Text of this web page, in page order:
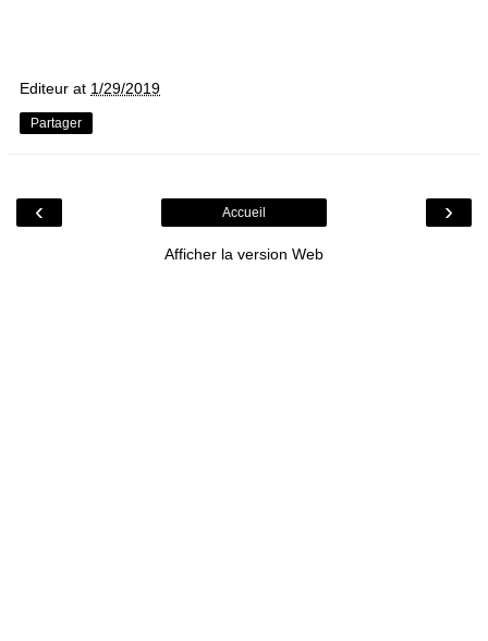
Editeur at 1/29/2019
Partager
‹ ›
Accueil
Afficher la version Web